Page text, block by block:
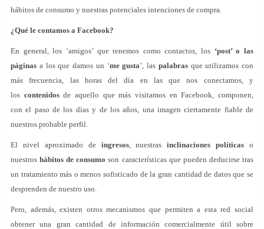
hábitos de consumo y nuestras potenciales intenciones de compra.
¿Qué le contamos a Facebook?
En general, los ‘amigos’ que tenemos como contactos, los ‘post’ o las
páginas a los que damos un ‘me gusta’, las palabrasque utilizamos con
más frecuencia, las horas del día en las que nos conectamos, y
los contenidosde aquello que más visitamos en Facebook, componen,
con el paso de los días y de los años, una imagen ciertamente fiable de
nuestros probable perfil.
El nivel aproximado de ingresos, nuestrasinclinaciones políticas o
nuestroshábitos de consumo son características que pueden deducirse tras
un tratamiento más o menos sofisticado de la gran cantidad de datos que se
desprenden de nuestro uso.
Pero, además, existen otros mecanismos que permiten a esta red social
obtener una gran cantidad de información comercialmente útil sobre